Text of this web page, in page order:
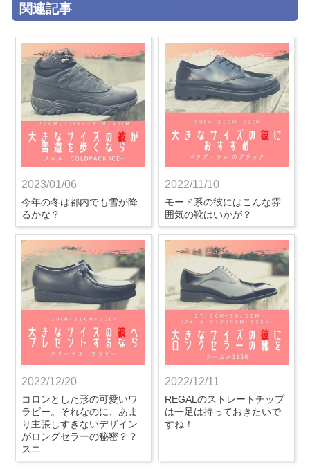
関連記事
2023/01/06
今年の冬は都内でも雪が降
るかな？
2022/11/10
モード系の彼にはこんな雰
囲気の靴はいかが？
2022/12/20
コロンとした形の可愛いワ
ラビー。それなのに、あま
り主張しすぎないデザイン
がロングセラーの秘密？？
スニ...
2022/12/11
REGALのストレートチップ
は一足は持っておきたいで
すね！